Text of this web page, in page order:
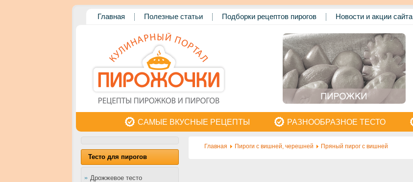
Главная Полезные статьи Подборки рецептов пирогов Новости и акции сайта
САМЫЕ ВКУСНЫЕ РЕЦЕПТЫ РАЗНООБРАЗНОЕ ТЕСТО
Тесто для пирогов
Дрожжевое тесто
Главная Пироги с вишней, черешней Пряный пирог с вишней